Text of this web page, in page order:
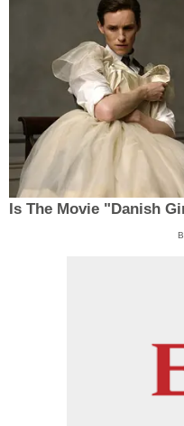
Is The Movie "Danish